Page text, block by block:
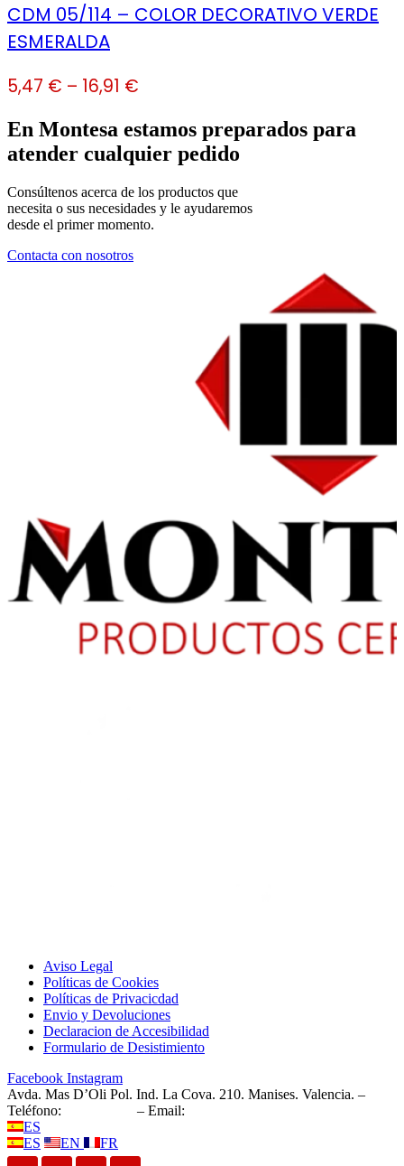
CDM 05/114 – COLOR DECORATIVO VERDE
ESMERALDA
5,47 € – 16,91 €
En Montesa estamos preparados para
atender cualquier pedido
Consúltenos acerca de los productos que
necesita o sus necesidades y le ayudaremos
desde el primer momento.
Contacta con nosotros
Aviso Legal
Políticas de Cookies
Políticas de Privacicdad
Envio y Devoluciones
Declaracion de Accesibilidad
Formulario de Desistimiento
Facebook Instagram
Avda. Mas D’Oli Pol. Ind. La Cova. 210. Manises. Valencia. –
Teléfono:
– Email:
ES
ES
EN FR